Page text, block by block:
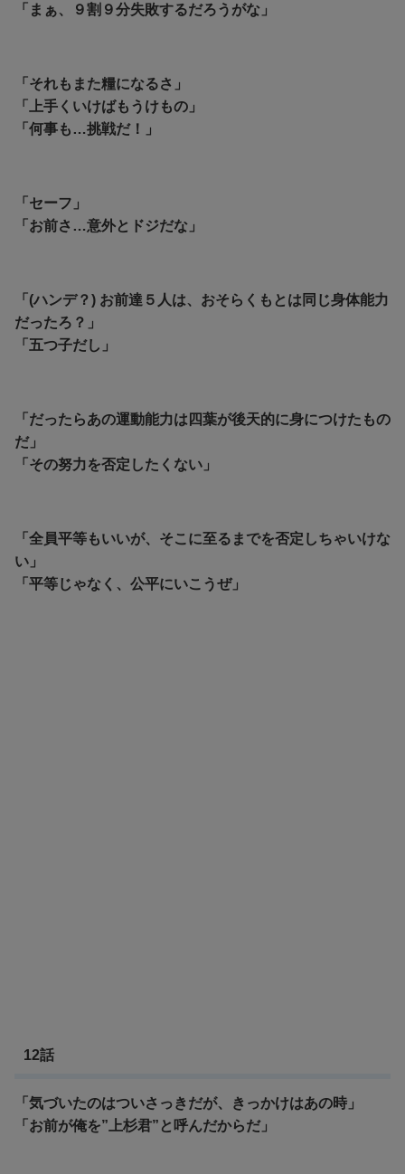
「まぁ、９割９分失敗するだろうがな」
「それもまた糧になるさ」
「上手くいけばもうけもの」
「何事も…挑戦だ！」
「セーフ」
「お前さ…意外とドジだな」
「(ハンデ？) お前達５人は、おそらくもとは同じ身体能力
だったろ？」
「五つ子だし」
「だったらあの運動能力は四葉が後天的に身につけたもの
だ」
「その努力を否定したくない」
「全員平等もいいが、そこに至るまでを否定しちゃいけな
い」
「平等じゃなく、公平にいこうぜ」
12話
「気づいたのはついさっきだが、きっかけはあの時」
「お前が俺を”上杉君”と呼んだからだ」